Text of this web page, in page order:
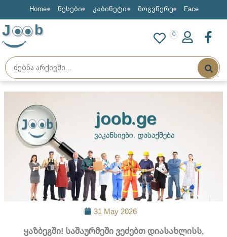
Home წესები კაბინეტი მოგვწერე Face
J b 0
31 May 2026
ყაზბეგში! საშაურმეში ვეძებთ დიასახლისს,